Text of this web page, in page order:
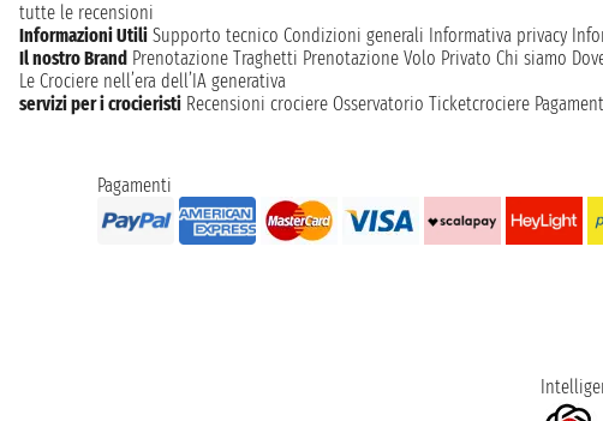
tutte le recensioni
Informazioni Utili Supporto tecnico Condizioni generali Informativa privacy
Il nostro Brand Prenotazione Traghetti Prenotazione Volo Privato Chi siamo
Le Crociere nell’era dell’IA generativa
servizi per i crocieristi Recensioni crociere Osservatorio Ticketcrociere
Pagamenti